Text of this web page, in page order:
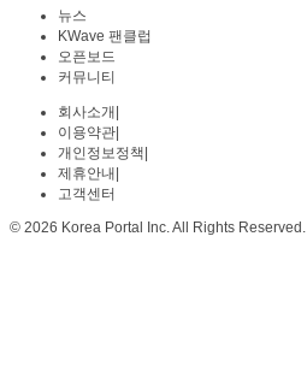
뉴스
KWave 팬클럽
오픈보드
커뮤니티
회사소개
이용약관
개인정보정책
제휴안내
고객센터
© 2026 Korea Portal Inc. All Rights Reserved.